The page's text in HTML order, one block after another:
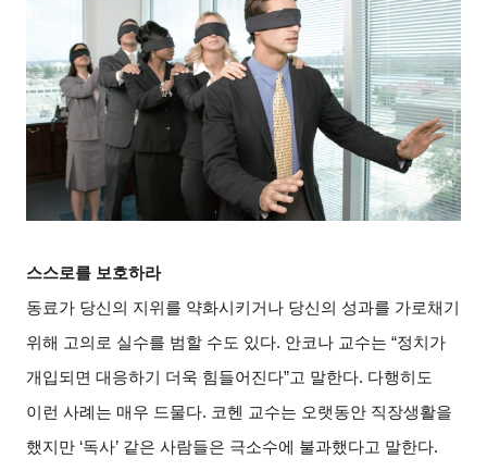
스스로를 보호하라
동료가 당신의 지위를 약화시키거나 당신의 성과를 가로채기
위해 고의로 실수를 범할 수도 있다. 안코나 교수는 “정치가
개입되면 대응하기 더욱 힘들어진다”고 말한다. 다행히도
이런 사례는 매우 드물다. 코헨 교수는 오랫동안 직장생활을
했지만 ‘독사’ 같은 사람들은 극소수에 불과했다고 말한다.